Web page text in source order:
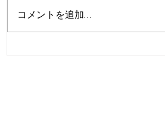
コメントを追加…